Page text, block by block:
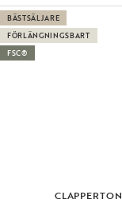
CLAPPERTON
BÄSTSÄLJARE
FÖRLÄNGNINGSBART
FSC®